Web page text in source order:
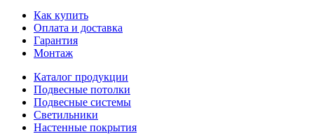
Как купить
Оплата и доставка
Гарантия
Монтаж
Каталог продукции
Подвесные потолки
Подвесные системы
Светильники
Настенные покрытия